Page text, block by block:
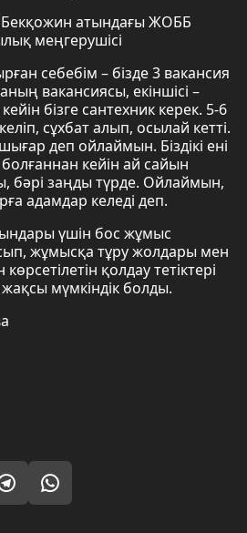
атындағы ЖОББ
меңгерушісі
себебім – бізде 3 вакансия
вакансиясы, екіншісі –
бізге сантехник керек. 5-6
сұхбат алып, осылай кетті.
деп ойлаймын. Біздікі ені
кейін ай сайын
бәрі заңды түрде. Ойлаймын,
адамдар келеді деп.
үшін бос жұмыс
жұмысқа тұру жолдары мен
қолдау тетіктері
мүмкіндік болды.